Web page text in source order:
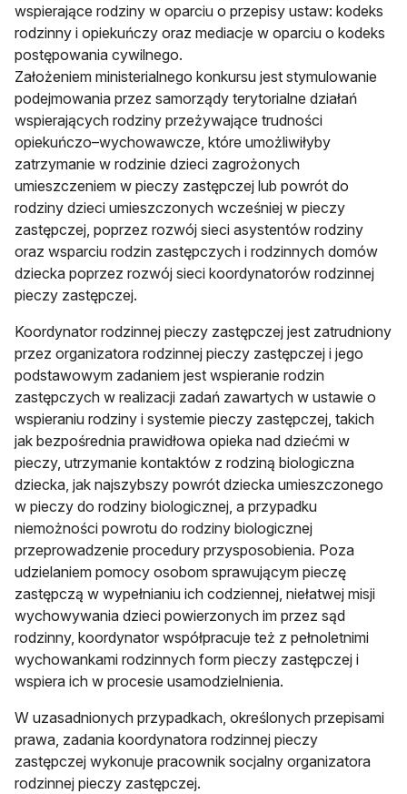
wspierające rodziny w oparciu o przepisy ustaw: kodeks
rodzinny i opiekuńczy oraz mediacje w oparciu o kodeks
postępowania cywilnego.
Założeniem ministerialnego konkursu jest stymulowanie
podejmowania przez samorządy terytorialne działań
wspierających rodziny przeżywające trudności
opiekuńczo–wychowawcze, które umożliwiłyby
zatrzymanie w rodzinie dzieci zagrożonych
umieszczeniem w pieczy zastępczej lub powrót do
rodziny dzieci umieszczonych wcześniej w pieczy
zastępczej, poprzez rozwój sieci asystentów rodziny
oraz wsparciu rodzin zastępczych i rodzinnych domów
dziecka poprzez rozwój sieci koordynatorów rodzinnej
pieczy zastępczej.
Koordynator rodzinnej pieczy zastępczej jest zatrudniony
przez organizatora rodzinnej pieczy zastępczej i jego
podstawowym zadaniem jest wspieranie rodzin
zastępczych w realizacji zadań zawartych w ustawie o
wspieraniu rodziny i systemie pieczy zastępczej, takich
jak bezpośrednia prawidłowa opieka nad dziećmi w
pieczy, utrzymanie kontaktów z rodziną biologiczna
dziecka, jak najszybszy powrót dziecka umieszczonego
w pieczy do rodziny biologicznej, a przypadku
niemożności powrotu do rodziny biologicznej
przeprowadzenie procedury przysposobienia. Poza
udzielaniem pomocy osobom sprawującym pieczę
zastępczą w wypełnianiu ich codziennej, niełatwej misji
wychowywania dzieci powierzonych im przez sąd
rodzinny, koordynator współpracuje też z pełnoletnimi
wychowankami rodzinnych form pieczy zastępczej i
wspiera ich w procesie usamodzielnienia.
W uzasadnionych przypadkach, określonych przepisami
prawa, zadania koordynatora rodzinnej pieczy
zastępczej wykonuje pracownik socjalny organizatora
rodzinnej pieczy zastępczej.